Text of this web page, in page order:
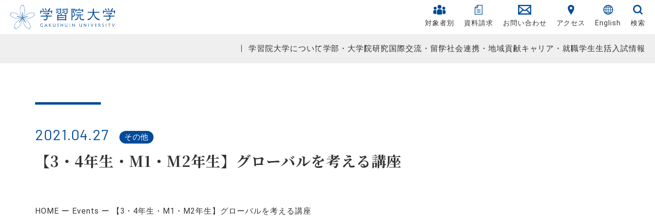
対象者別 資料請求 お問い合わせ アクセス English 検索
学習院大学について学部・大学院研究国際交流・留学社会連携・地域貢献キャリア・就職学生生活入試情報
2021.04.27 その他
【3・4年生・M1・M2年生】グローバルを考える講座
HOME Events 【3・4年生・M1・M2年生】グローバルを考える講座